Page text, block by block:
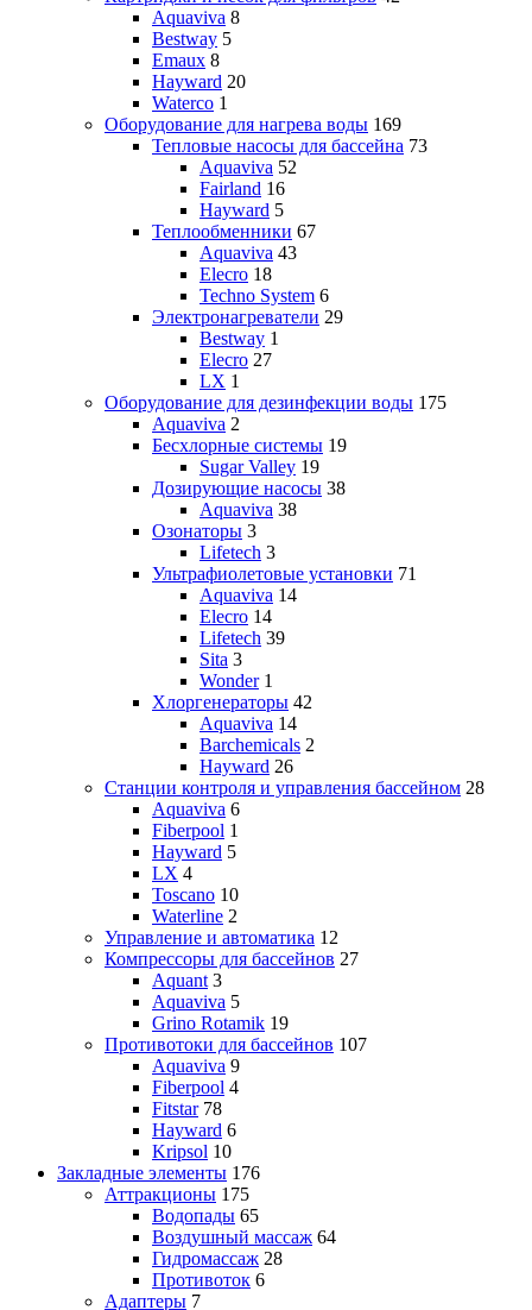
Aquaviva 8
Bestway 5
Emaux 8
Hayward 20
Waterco 1
Оборудование для нагрева воды 169
Тепловые насосы для бассейна 73
Aquaviva 52
Fairland 16
Hayward 5
Теплообменники 67
Aquaviva 43
Elecro 18
Techno System 6
Электронагреватели 29
Bestway 1
Elecro 27
LX 1
Оборудование для дезинфекции воды 175
Aquaviva 2
Бесхлорные системы 19
Sugar Valley 19
Дозирующие насосы 38
Aquaviva 38
Озонаторы 3
Lifetech 3
Ультрафиолетовые установки 71
Aquaviva 14
Elecro 14
Lifetech 39
Sita 3
Wonder 1
Хлоргенераторы 42
Aquaviva 14
Barchemicals 2
Hayward 26
Станции контроля и управления бассейном 28
Aquaviva 6
Fiberpool 1
Hayward 5
LX 4
Toscano 10
Waterline 2
Управление и автоматика 12
Компрессоры для бассейнов 27
Aquant 3
Aquaviva 5
Grino Rotamik 19
Противотоки для бассейнов 107
Aquaviva 9
Fiberpool 4
Fitstar 78
Hayward 6
Kripsol 10
Закладные элементы 176
Аттракционы 175
Водопады 65
Воздушный массаж 64
Гидромассаж 28
Противоток 6
Адаптеры 7